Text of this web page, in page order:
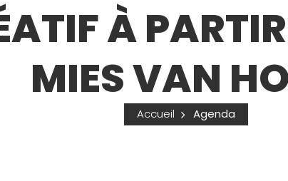
À
MIES VAN
Accueil Agenda